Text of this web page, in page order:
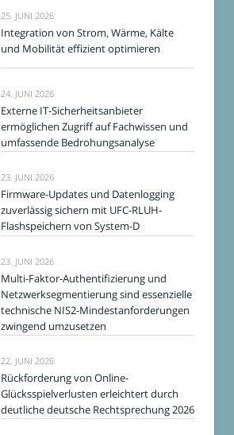
25. JUNI 2026
Integration von Strom, Wärme, Kälte
und Mobilität effizient optimieren
24. JUNI 2026
Externe IT-Sicherheitsanbieter
ermöglichen Zugriff auf Fachwissen und
umfassende Bedrohungsanalyse
23. JUNI 2026
Firmware-Updates und Datenlogging
zuverlässig sichern mit UFC-RLUH-
Flashspeichern von System-D
23. JUNI 2026
Multi-Faktor-Authentifizierung und
Netzwerksegmentierung sind essenzielle
technische NIS2-Mindestanforderungen
zwingend umzusetzen
22. JUNI 2026
Rückforderung von Online-
Glücksspielverlusten erleichtert durch
deutliche deutsche Rechtsprechung 2026